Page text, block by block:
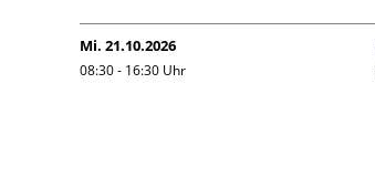
Mi. 21.10.2026
08:30 - 16:30 Uhr